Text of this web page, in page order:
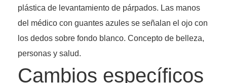
plástica de levantamiento de párpados. Las manos
del médico con guantes azules se señalan el ojo con
los dedos sobre fondo blanco. Concepto de belleza,
personas y salud.
Cambios específicos